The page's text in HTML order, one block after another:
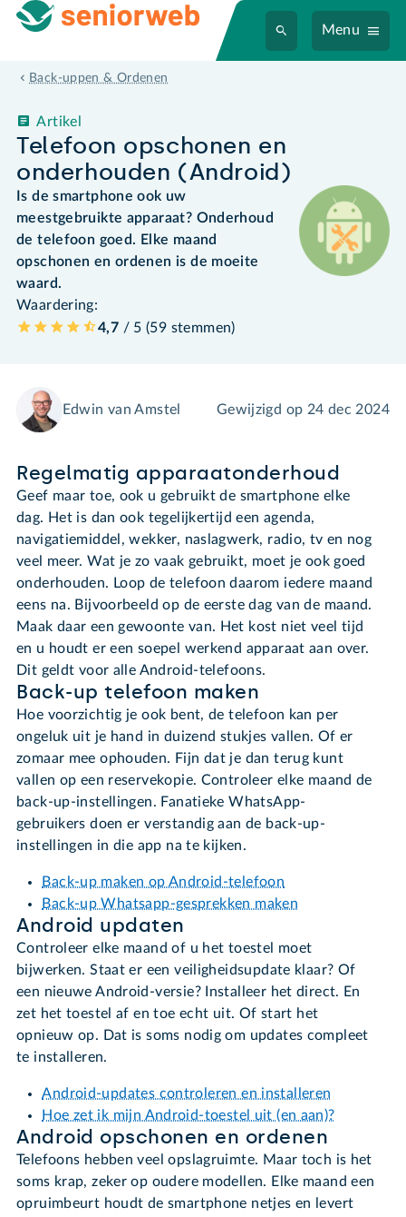
Menu
Back-uppen & Ordenen
Telefoon opschonen en
onderhouden (Android)
Artikel
Is de smartphone ook uw
meestgebruikte apparaat? Onderhoud
de telefoon goed. Elke maand
opschonen en ordenen is de moeite
waard.
Waardering:
4,7 / 5 (59 stemmen)
Edwin van Amstel Gewijzigd op 24 dec 2024
Regelmatig apparaatonderhoud
Geef maar toe, ook u gebruikt de smartphone elke
dag. Het is dan ook tegelijkertijd een agenda,
navigatiemiddel, wekker, naslagwerk, radio, tv en nog
veel meer. Wat je zo vaak gebruikt, moet je ook goed
onderhouden. Loop de telefoon daarom iedere maand
eens na. Bijvoorbeeld op de eerste dag van de maand.
Maak daar een gewoonte van. Het kost niet veel tijd
en u houdt er een soepel werkend apparaat aan over.
Dit geldt voor alle Android-telefoons.
Back-up telefoon maken
Hoe voorzichtig je ook bent, de telefoon kan per
ongeluk uit je hand in duizend stukjes vallen. Of er
zomaar mee ophouden. Fijn dat je dan terug kunt
vallen op een reservekopie. Controleer elke maand de
back-up-instellingen. Fanatieke WhatsApp-
gebruikers doen er verstandig aan de back-up-
instellingen in die app na te kijken.
Back-up maken op Android-telefoon
Back-up Whatsapp-gesprekken maken
Android updaten
Controleer elke maand of u het toestel moet
bijwerken. Staat er een veiligheidsupdate klaar? Of
een nieuwe Android-versie? Installeer het direct. En
zet het toestel af en toe echt uit. Of start het
opnieuw op. Dat is soms nodig om updates compleet
te installeren.
Android-updates controleren en installeren
Hoe zet ik mijn Android-toestel uit (en aan)?
Android opschonen en ordenen
Telefoons hebben veel opslagruimte. Maar toch is het
soms krap, zeker op oudere modellen. Elke maand een
opruimbeurt houdt de smartphone netjes en levert